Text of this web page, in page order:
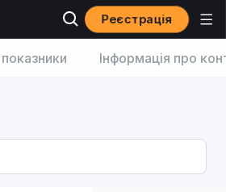
Реєстрація
Інформація про